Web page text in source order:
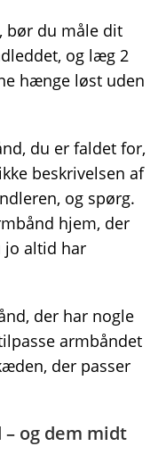
bør du måle dit
og læg 2
hænge løst uden
du er faldet for,
beskrivelsen af
og spørg.
hjem, der
jo altid har
der har nogle
armbåndet
der passer
og dem midt